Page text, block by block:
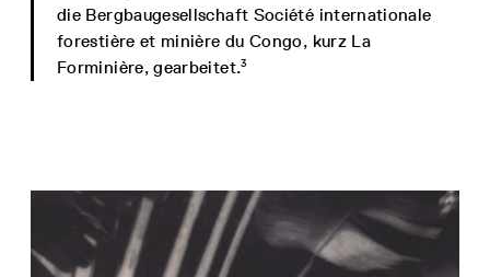
die Bergbaugesellschaft Société internationale
forestière et minière du Congo, kurz La
Forminière, gearbeitet.3